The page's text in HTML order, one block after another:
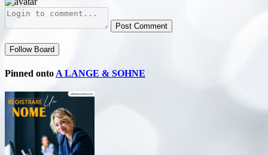
Post Comment
Follow Board
Pinned onto A LANGE & SOHNE